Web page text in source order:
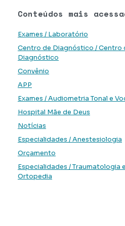
Conteúdos mais
Exames / Laboratório
Centro de Diagnóstico / Centro
Diagnóstico
Convênio
APP
Exames / Audiometria Tonal e
Hospital Mãe de Deus
Notícias
Especialidades / Anestesiologia
Orçamento
Especialidades / Traumatologia e
Ortopedia
App Store